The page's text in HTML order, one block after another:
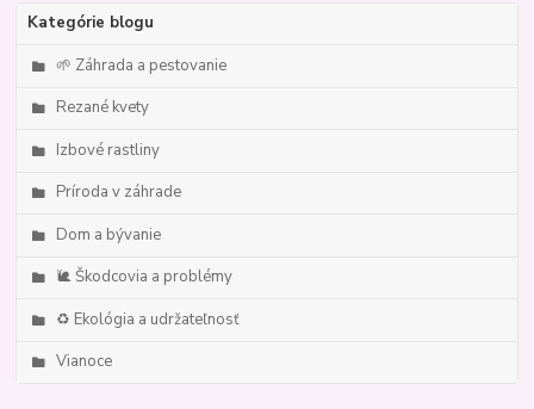
Kategórie blogu
🌱 Záhrada a pestovanie
Rezané kvety
Izbové rastliny
Príroda v záhrade
Dom a bývanie
🐌 Škodcovia a problémy
♻️ Ekológia a udržateľnosť
Vianoce